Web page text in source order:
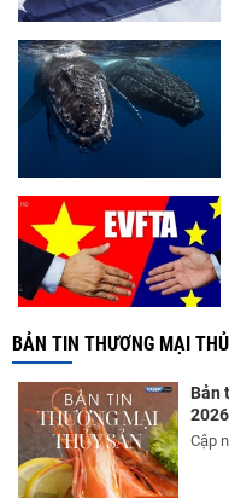
BẢN TIN THƯƠNG MẠI
Bản
2026
Cập